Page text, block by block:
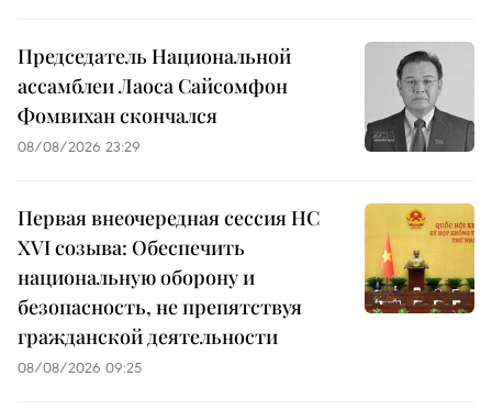
Председатель Национальной
ассамблеи Лаоса Сайсомфон
Фомвихан скончался
08/08/2026 23:29
Первая внеочередная сессия НС
XVI созыва: Обеспечить
национальную оборону и
безопасность, не препятствуя
гражданской деятельности
08/08/2026 09:25